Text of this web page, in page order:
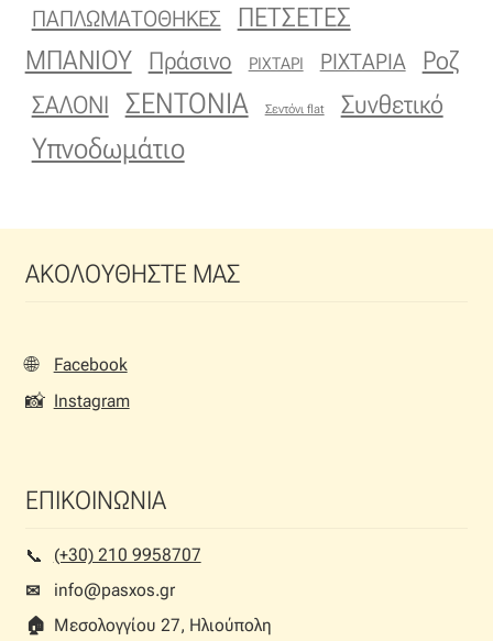
ΠΑΠΛΩΜΑΤΟΘΗΚΕΣ
ΠΕΤΣΕΤΕΣ
ΜΠΑΝΙΟΥ
Πράσινο ΡΙΧΤΑΡΙ ΡΙΧΤΑΡΙΑ Ροζ
ΣΑΛΟΝΙ ΣΕΝΤΟΝΙΑ Σεντόνι flat Συνθετικό
Υπνοδωμάτιο
ΑΚΟΛΟΥΘΗΣΤΕ ΜΑΣ
🌐 Facebook
📸 Instagram
ΕΠΙΚΟΙΝΩΝΙΑ
📞︎
(+30) 210 9958707
✉
info@pasxos.gr
🏠︎ Μεσολογγίου 27, Ηλιούπολη